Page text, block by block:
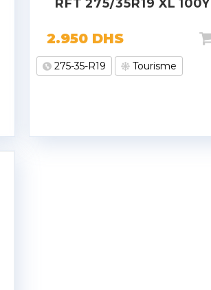
RFT 275/35R19 XL 100Y
2.950 DHS
275-35-R19 Tourisme